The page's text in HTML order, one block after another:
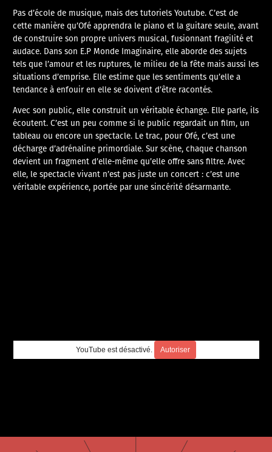
Pas d’école de musique, mais des tutoriels Youtube. C’est de
cette manière qu’Ofé apprendra le piano et la guitare seule, avant
de construire son propre univers musical, fusionnant fragilité et
audace. Dans son E.P Monde Imaginaire, elle aborde des sujets
tels que l’amour et les ruptures, le milieu de la fête mais aussi les
situations d’emprise. Elle estime que les sentiments qu’elle a
tendance à enfouir en elle se doivent d’être racontés.
Avec son public, elle construit un véritable échange. Elle parle, ils
écoutent. C’est un peu comme si le public regardait un film, un
tableau ou encore un spectacle. Le trac, pour Ofé, c’est une
décharge d’adrénaline primordiale. Sur scène, chaque chanson
devient un fragment d’elle-même qu’elle offre sans filtre. Avec
elle, le spectacle vivant n’est pas juste un concert : c’est une
véritable expérience, portée par une sincérité désarmante.
YouTube est désactivé. Autoriser